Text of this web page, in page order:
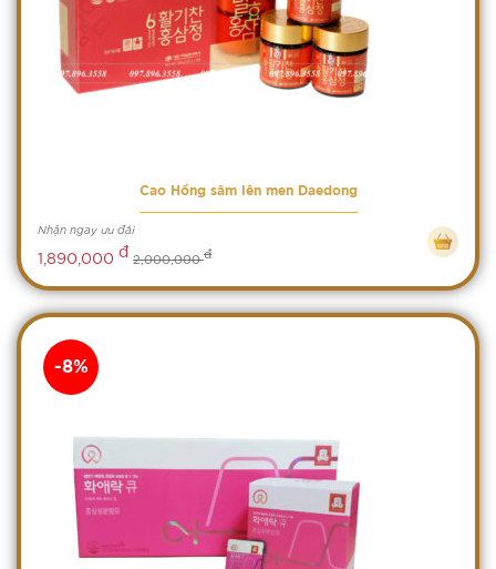
Cao Hồng sâm lên men Daedong
Nhận ngay ưu đãi
1,890,000 đ 2,000,000đ
-8%